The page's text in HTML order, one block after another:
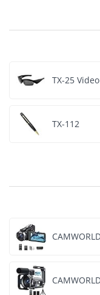
TX-25
TX-112